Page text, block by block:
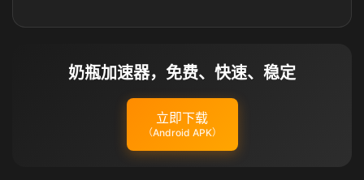
奶瓶加速器，免费、快速、稳定
立即下载
（Android APK）